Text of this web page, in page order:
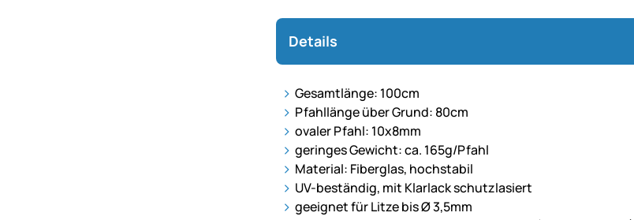
Details
Gesamtlänge: 100cm
Pfahllänge über Grund: 80cm
ovaler Pfahl: 10x8mm
geringes Gewicht: ca. 165g/Pfahl
Material: Fiberglas, hochstabil
UV-beständig, mit Klarlack schutzlasiert
geeignet für Litze bis Ø 3,5mm